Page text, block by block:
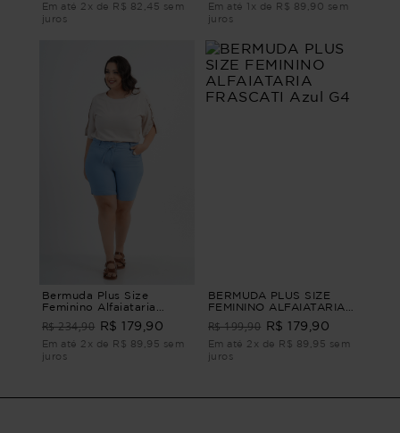
Em até 2x de R$ 82,45 sem
juros
Em até 1x de R$ 89,90 sem
juros
Bermuda Plus Size
Feminino Alfaiataria
Vignanello BERMUDA
ALFAIATARIA
VIGNANELLO Azul G3
R$ 234,90 R$ 179,90
Em até 2x de R$ 89,95 sem
juros
BERMUDA PLUS SIZE
FEMININO ALFAIATARIA
FRASCATI Azul G4
R$ 199,90 R$ 179,90
Em até 2x de R$ 89,95 sem
juros